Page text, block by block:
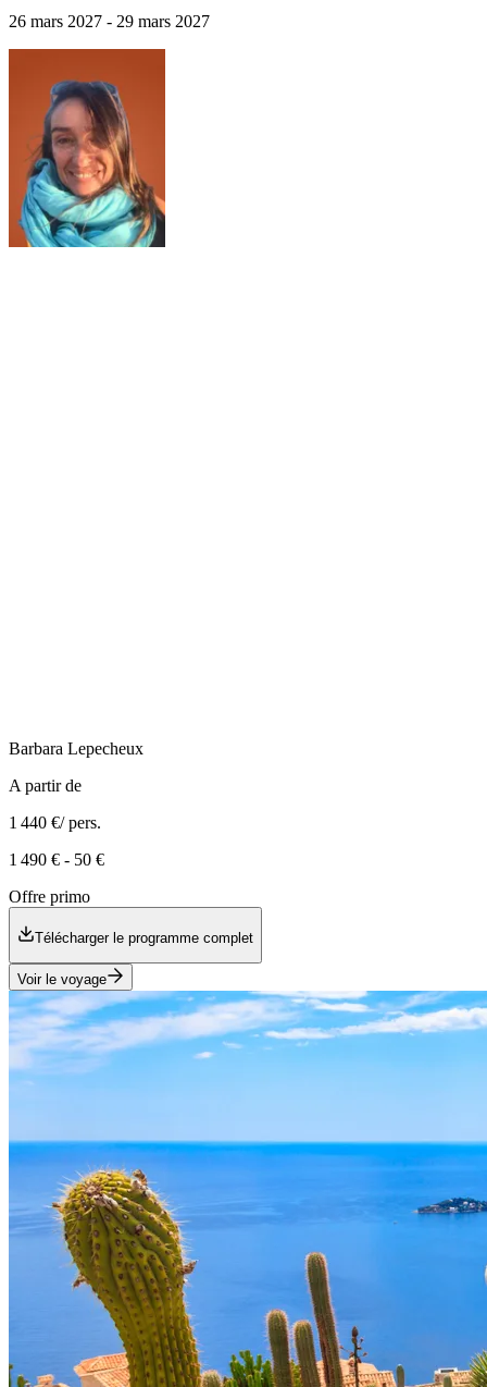
26 mars 2027 - 29 mars 2027
Barbara Lepecheux
A partir de
1 440 €/ pers.
1 490 € - 50 €
Offre primo
Télécharger le programme complet
Voir le voyage